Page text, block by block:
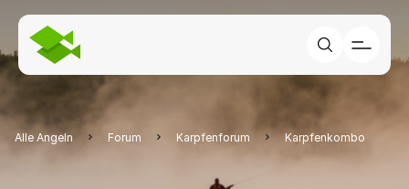
Alle Angeln Forum Karpfenforum Karpfenkombo